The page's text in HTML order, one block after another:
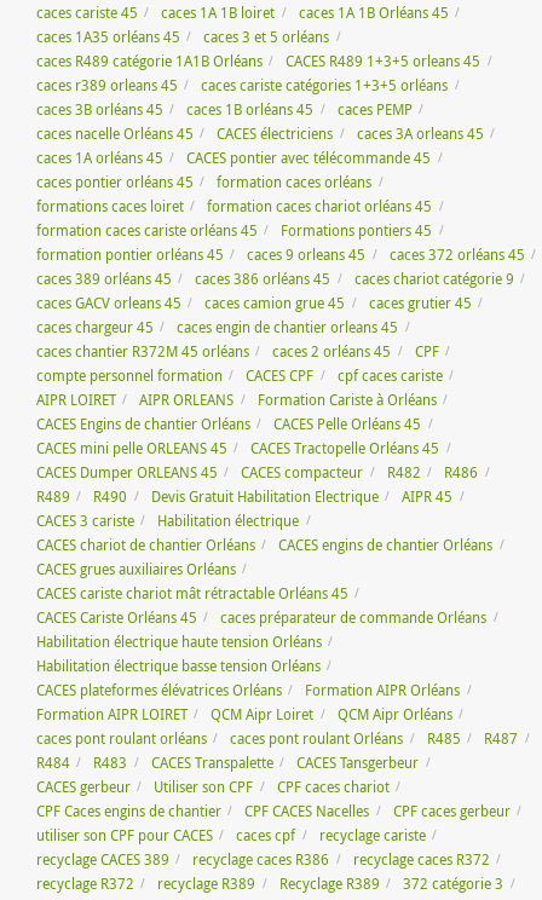
caces cariste 45
caces 1A 1B loiret
caces 1A 1B Orléans 45
caces 1A35 orléans 45
caces 3 et 5 orléans
caces R489 catégorie 1A1B Orléans
CACES R489 1+3+5 orleans 45
caces r389 orleans 45
caces cariste catégories 1+3+5 orléans
caces 3B orléans 45
caces 1B orléans 45
caces PEMP
caces nacelle Orléans 45
CACES électriciens
caces 3A orleans 45
caces 1A orléans 45
CACES pontier avec télécommande 45
caces pontier orléans 45
formation caces orléans
formations caces loiret
formation caces chariot orléans 45
formation caces cariste orléans 45
Formations pontiers 45
formation pontier orléans 45
caces 9 orleans 45
caces 372 orléans 45
caces 389 orléans 45
caces 386 orléans 45
caces chariot catégorie 9
caces GACV orleans 45
caces camion grue 45
caces grutier 45
caces chargeur 45
caces engin de chantier orleans 45
caces chantier R372M 45 orléans
caces 2 orléans 45
CPF
compte personnel formation
CACES CPF
cpf caces cariste
AIPR LOIRET
AIPR ORLEANS
Formation Cariste à Orléans
CACES Engins de chantier Orléans
CACES Pelle Orléans 45
CACES mini pelle ORLEANS 45
CACES Tractopelle Orléans 45
CACES Dumper ORLEANS 45
CACES compacteur R482
R486
R489
R490 Devis Gratuit Habilitation Electrique
AIPR 45
CACES 3 cariste
Habilitation électrique
CACES chariot de chantier Orléans
CACES engins de chantier Orléans
CACES grues auxiliaires Orléans
CACES cariste chariot mât rétractable Orléans 45
CACES Cariste Orléans 45
caces préparateur de commande Orléans
Habilitation électrique haute tension Orléans
Habilitation électrique basse tension Orléans
CACES plateformes élévatrices Orléans
Formation AIPR Orléans
Formation AIPR LOIRET
QCM Aipr Loiret
QCM Aipr Orléans
caces pont roulant orléans
caces pont roulant Orléans R485
R487
R484
R483 CACES Transpalette
CACES Tansgerbeur
CACES gerbeur
Utiliser son CPF
CPF caces chariot
CPF Caces engins de chantier
CPF CACES Nacelles
CPF caces gerbeur
utiliser son CPF pour CACES
caces cpf
recyclage cariste
recyclage CACES 389
recyclage caces R386
recyclage caces R372
recyclage R372
recyclage R389 Recyclage R389
372 catégorie 3